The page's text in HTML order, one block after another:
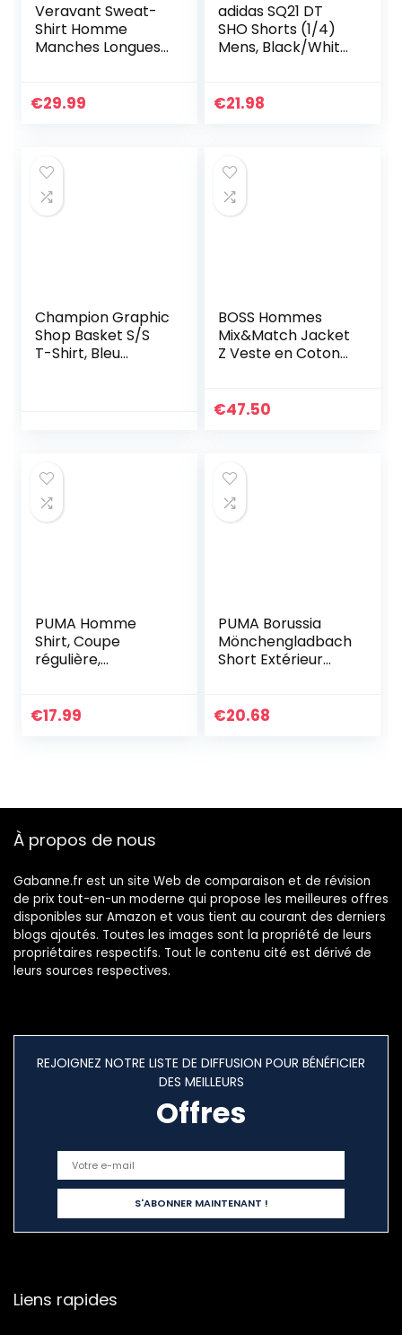
Veravant Sweat-
Shirt Homme
Manches Longues
Veste Sport –
€29.99
adidas SQ21 DT
SHO Shorts (1/4)
Mens, Black/White,
€21.98
Champion Graphic
Shop Basket S/S
T-Shirt, Bleu
BOSS Hommes
Mix&Match Jacket
Z Veste en Coton
€47.50
PUMA Homme
Shirt, Coupe
régulière,
Puma Blanc, L
€17.99
PUMA Borussia
Mönchengladbach
Short Extérieur
€20.68
À propos de nous
Gabanne.fr est un site Web de comparaison et de révision
de prix tout-en-un moderne qui propose les meilleures offres
disponibles sur Amazon et vous tient au courant des derniers
blogs ajoutés. Toutes les images sont la propriété de leurs
propriétaires respectifs. Tout le contenu cité est dérivé de
leurs sources respectives.
REJOIGNEZ NOTRE LISTE DE DIFFUSION POUR BÉNÉFICIER
DES MEILLEURS
Offres
Liens rapides